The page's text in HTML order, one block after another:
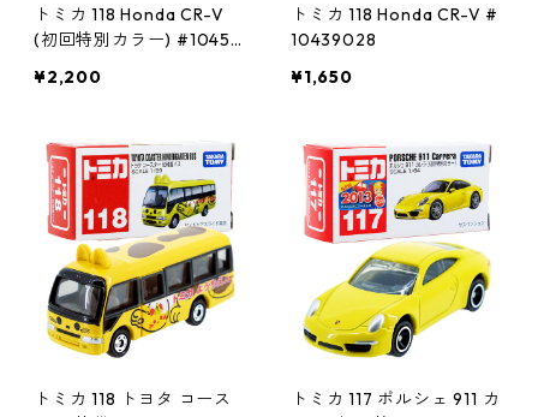
トミカ 118 Honda CR-V
(初回特別カラー) #10450
¥2,200
トミカ 118 Honda CR-V #
10439028
¥1,650
トミカ 118 トヨタ コース
トミカ 117 ポルシェ 911 カ